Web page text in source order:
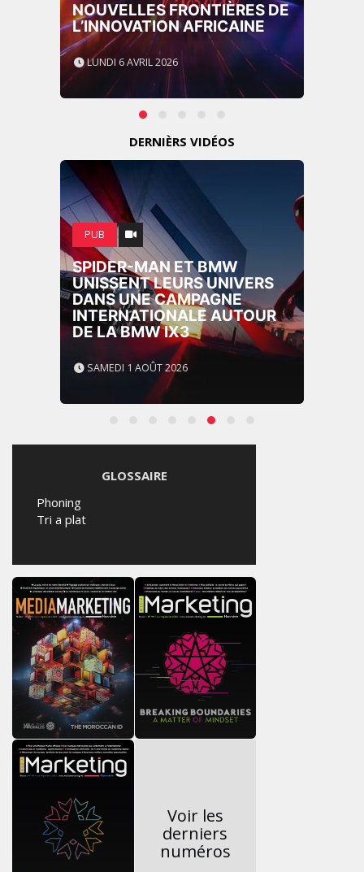
LES ÉTOILES 2025
MARDI 10 FÉVRIER 2026
DERNIÈRS VIDÉOS
MARKETING
LA-Z-BOY MISE SUR LE
DESIGN PERSONNALISÉ
POUR SÉDUIRE LES FANS DE
FOOTBALL AMÉRICAIN
SAMEDI 1 AOÛT 2026
GLOSSAIRE
Phoning
Tri a plat
Voir les
derniers
numéros